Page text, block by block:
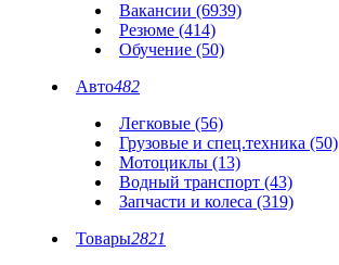
Вакансии (6939)
Резюме (414)
Обучение (50)
Авто482
Легковые (56)
Грузовые и спец.техника (50)
Мотоциклы (13)
Водный транспорт (43)
Запчасти и колеса (319)
Товары2821